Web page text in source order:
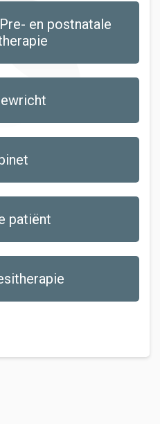
en postnatale
patiënt